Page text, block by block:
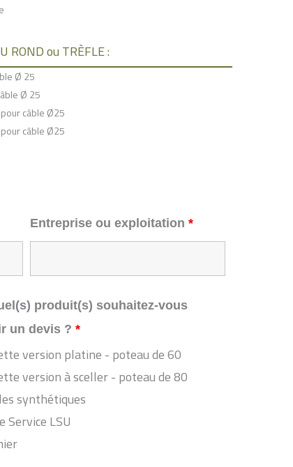
ROND ou TRÈFLE :
Ø 25
Ø 25
câble Ø25
câble Ø25
Entreprise ou exploitation *
produit(s) souhaitez-vous
un devis ? *
version platine - poteau de 60
version à sceller - poteau de 80
synthétiques
Service LSU